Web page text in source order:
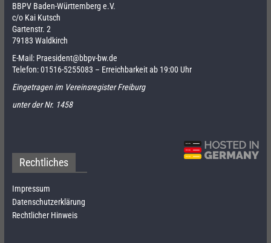
BBPV Baden-Württemberg e.V.
c/o Kai Kutsch
Gartenstr. 2
79183 Waldkirch
E-Mail: Praesident@bbpv-bw.de
Telefon:01516-5255083 – Erreichbarkeit ab 19:00 Uhr
Eingetragen im Vereinsregister Freiburg
unter der Nr. 1458
Rechtliches
Impressum
Datenschutzerklärung
Rechtlicher Hinweis